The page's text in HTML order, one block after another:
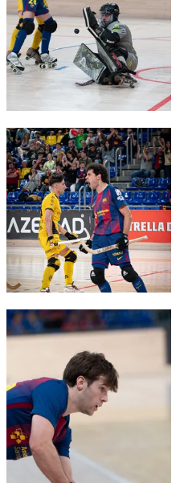
FC Barcelona club badge
FC Barcelona club badge